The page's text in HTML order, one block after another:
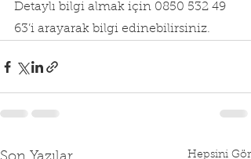
Detaylı bilgi almak için 0850 532 49
63’i arayarak bilgi edinebilirsiniz.
Hepsini Gör